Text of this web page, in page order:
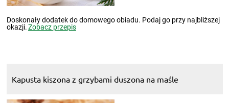
Doskonały dodatek do domowego obiadu. Podaj go przy najbliższej
okazji.Zobacz przepis
Kapusta kiszona z grzybami duszona na maśle